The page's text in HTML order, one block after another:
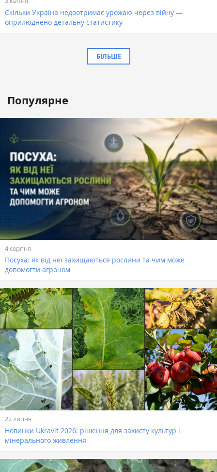
Скільки Україна недоотримає урожаю через війну —
оприлюднено детальну статистику
БІЛЬШЕ
Популярне
4 серпня
Посуха: як від неї захищаються рослини та чим може
допомогти агроном
22 липня
Новинки Ukravit 2026: рішення для захисту культур і
мінерального живлення